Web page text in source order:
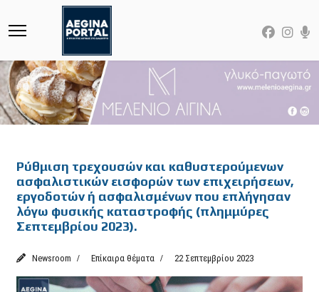
Ρύθμιση τρεχουσών και καθυστερούμενων
ασφαλιστικών εισφορών των επιχειρήσεων,
εργοδοτών ή ασφαλισμένων που επλήγησαν
λόγω φυσικής καταστροφής (πλημμύρες
Σεπτεμβρίου 2023).
Newsroom Επίκαιρα θέματα 22 Σεπτεμβρίου 2023